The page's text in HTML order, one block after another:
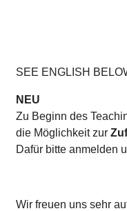
SEE ENGLISH
NEU
Zu Beginn des
die Möglichkeit zur
Dafür bitte anmelden
Wir freuen uns sehr